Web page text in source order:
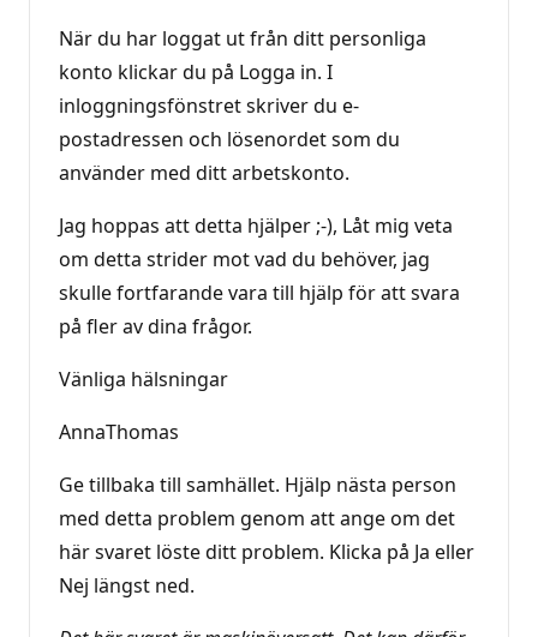
När du har loggat ut från ditt personliga
konto klickar du på Logga in. I
inloggningsfönstret skriver du e-
postadressen och lösenordet som du
använder med ditt arbetskonto.
Jag hoppas att detta hjälper ;-), Låt mig veta
om detta strider mot vad du behöver, jag
skulle fortfarande vara till hjälp för att svara
på fler av dina frågor.
Vänliga hälsningar
AnnaThomas
Ge tillbaka till samhället. Hjälp nästa person
med detta problem genom att ange om det
här svaret löste ditt problem. Klicka på Ja eller
Nej längst ned.